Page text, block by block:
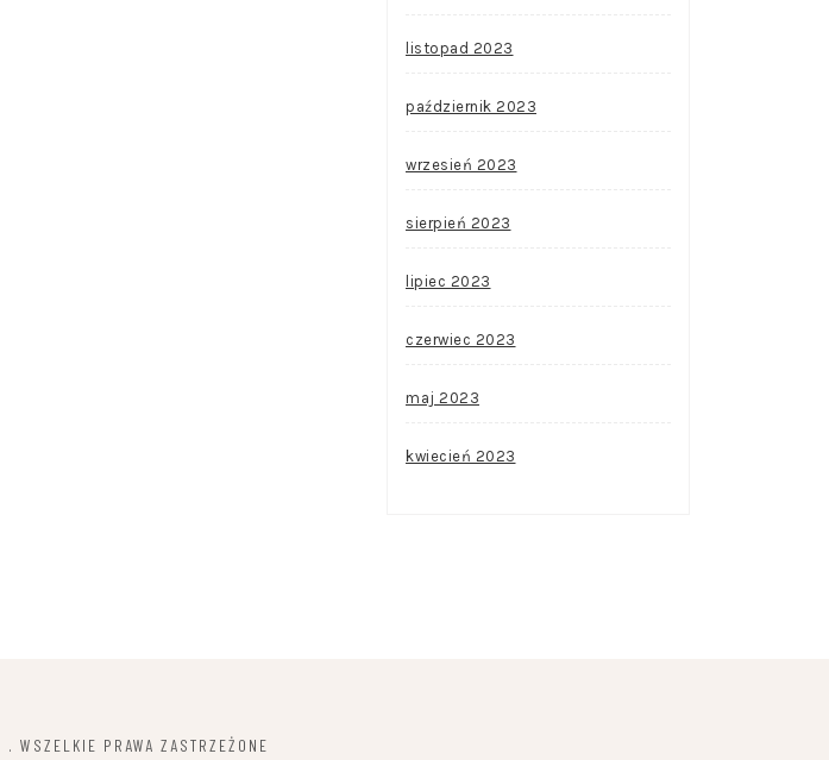
listopad 2023
październik 2023
wrzesień 2023
sierpień 2023
lipiec 2023
czerwiec 2023
maj 2023
kwiecień 2023
. WSZELKIE PRAWA ZASTRZEŻONE